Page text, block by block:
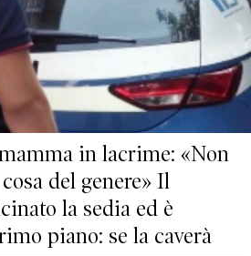
in lacrime: «Non
del genere» Il
la sedia ed è
piano: se la caverà